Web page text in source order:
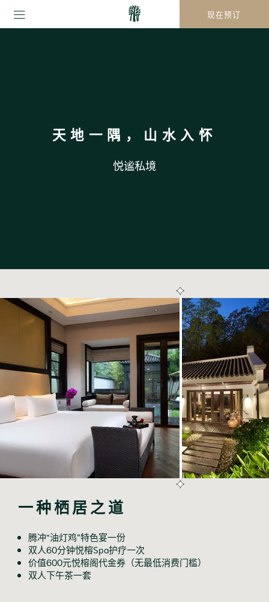
现在预订
天地一隅，山水入怀
悦谧私境
一种栖居之道
腾冲“油灯鸡”特色宴一份
双人60分钟悦榕Spa护疗一次
价值600元悦榕阁代金券（无最低消费门槛）
双人下午茶一套